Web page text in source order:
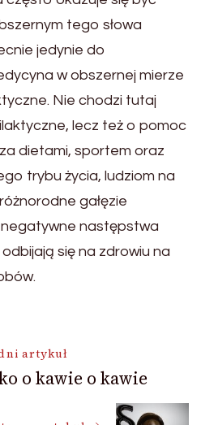
tego słowa
jedynie do
w obszernej mierze
Nie chodzi tutaj
lecz też o pomoc
dietami, sportem oraz
trybu życia, ludziom na
gałęzie
negatywne następstwa
się na zdrowiu na
artykuł
o kawie o kawie